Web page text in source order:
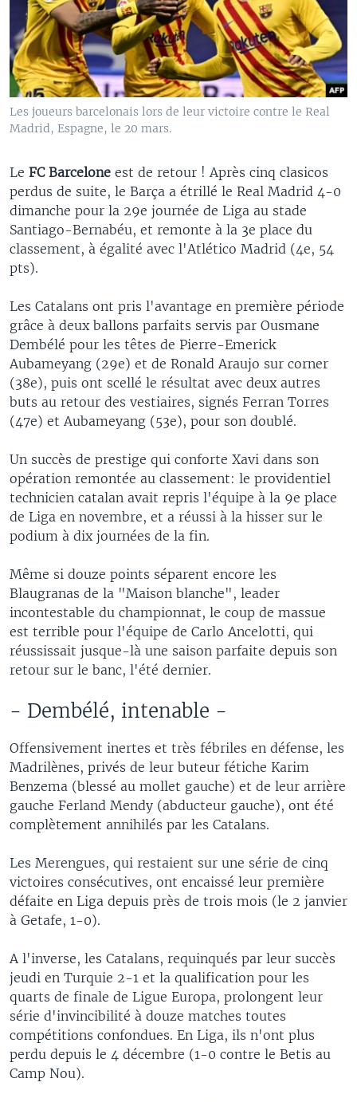
Les joueurs barcelonais lors de leur victoire contre le Real
Madrid, Espagne, le 20 mars.
Le FC Barcelone est de retour ! Après cinq clasicos
perdus de suite, le Barça a étrillé le Real Madrid 4-0
dimanche pour la 29e journée de Liga au stade
Santiago-Bernabéu, et remonte à la 3e place du
classement, à égalité avec l'Atlético Madrid (4e, 54
pts).
Les Catalans ont pris l'avantage en première période
grâce à deux ballons parfaits servis par Ousmane
Dembélé pour les têtes de Pierre-Emerick
Aubameyang (29e) et de Ronald Araujo sur corner
(38e), puis ont scellé le résultat avec deux autres
buts au retour des vestiaires, signés Ferran Torres
(47e) et Aubameyang (53e), pour son doublé.
Un succès de prestige qui conforte Xavi dans son
opération remontée au classement: le providentiel
technicien catalan avait repris l'équipe à la 9e place
de Liga en novembre, et a réussi à la hisser sur le
podium à dix journées de la fin.
Même si douze points séparent encore les
Blaugranas de la "Maison blanche", leader
incontestable du championnat, le coup de massue
est terrible pour l'équipe de Carlo Ancelotti, qui
réussissait jusque-là une saison parfaite depuis son
retour sur le banc, l'été dernier.
- Dembélé, intenable -
Offensivement inertes et très fébriles en défense, les
Madrilènes, privés de leur buteur fétiche Karim
Benzema (blessé au mollet gauche) et de leur arrière
gauche Ferland Mendy (abducteur gauche), ont été
complètement annihilés par les Catalans.
Les Merengues, qui restaient sur une série de cinq
victoires consécutives, ont encaissé leur première
défaite en Liga depuis près de trois mois (le 2 janvier
à Getafe, 1-0).
A l'inverse, les Catalans, requinqués par leur succès
jeudi en Turquie 2-1 et la qualification pour les
quarts de finale de Ligue Europa, prolongent leur
série d'invincibilité à douze matches toutes
compétitions confondues. En Liga, ils n'ont plus
perdu depuis le 4 décembre (1-0 contre le Betis au
Camp Nou).